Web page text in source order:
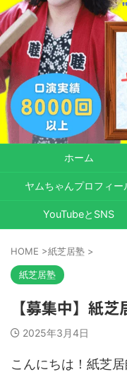
ホーム
ヤムちゃんプロフィー
YouTubeとSNS
HOME >紙芝居塾 >
紙芝居塾
【募集中】紙
2025年3月4日
こんにちは！紙芝居